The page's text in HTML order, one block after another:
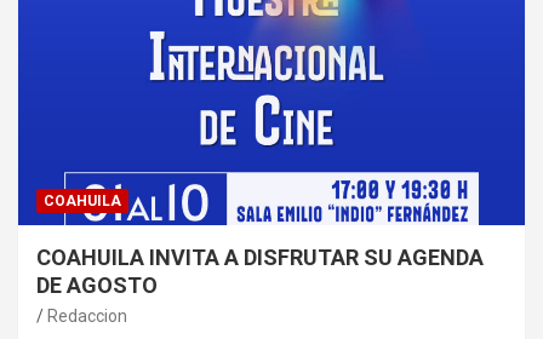
COAHUILA
COAHUILA INVITA A DISFRUTAR SU AGENDA
DE AGOSTO
Redaccion